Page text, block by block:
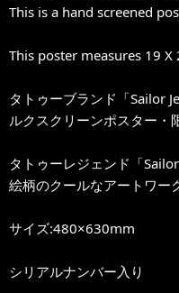
This is a hand screened
This poster measures 19 X
タトゥーブランド「Sailor
ルクスクリーンポスター・
タトゥーレジェンド「
絵柄のクールなアートワー
サイズ:480×630mm
シリアルナンバー入り